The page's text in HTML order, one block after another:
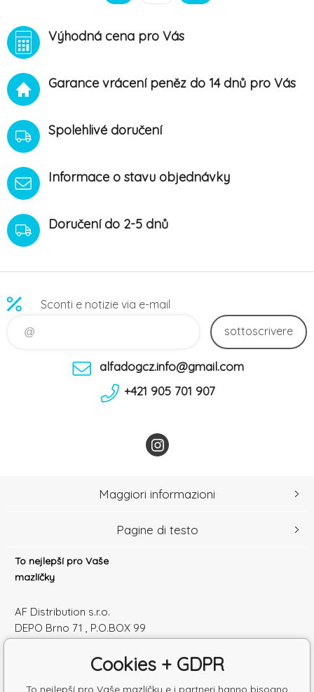
Výhodná cena pro Vás
Garance vrácení peněz do 14 dnů pro Vás
Spolehlivé doručení
Informace o stavu objednávky
Doručení do 2-5 dnů
Sconti e notizie via e-mail
sottoscrivere
alfadogcz.info@gmail.com
+421 905 701 907
To nejlepší pro Vaše
mazlíčky
AF Distribution s.r.o.
DEPO Brno 71 , P.O.BOX 99
Česká republika
Maggiori informazioni
Pagine di testo
Cookies + GDPR
To nejlepší pro Vaše mazlíčky e i partneri hanno bisogno